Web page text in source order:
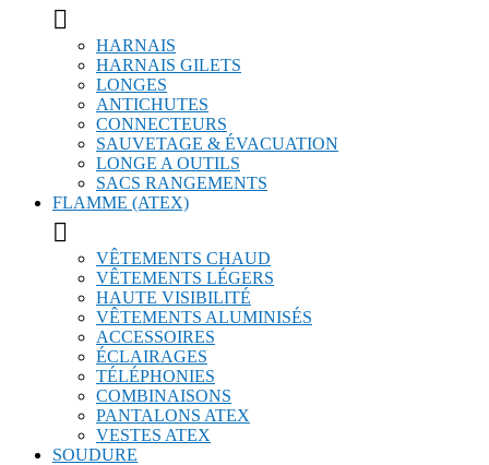

HARNAIS
HARNAIS GILETS
LONGES
ANTICHUTES
CONNECTEURS
SAUVETAGE & ÉVACUATION
LONGE A OUTILS
SACS RANGEMENTS
FLAMME (ATEX)

VÊTEMENTS CHAUD
VÊTEMENTS LÉGERS
HAUTE VISIBILITÉ
VÊTEMENTS ALUMINISÉS
ACCESSOIRES
ÉCLAIRAGES
TÉLÉPHONIES
COMBINAISONS
PANTALONS ATEX
VESTES ATEX
SOUDURE